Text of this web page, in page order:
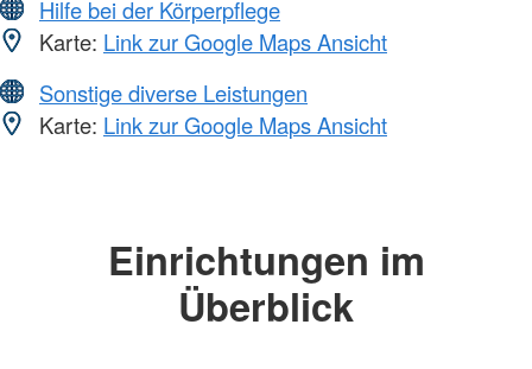
Hilfe bei der Körperpflege
Karte: Link zur Google Maps Ansicht
Sonstige diverse Leistungen
Karte: Link zur Google Maps Ansicht
Einrichtungen im
Überblick